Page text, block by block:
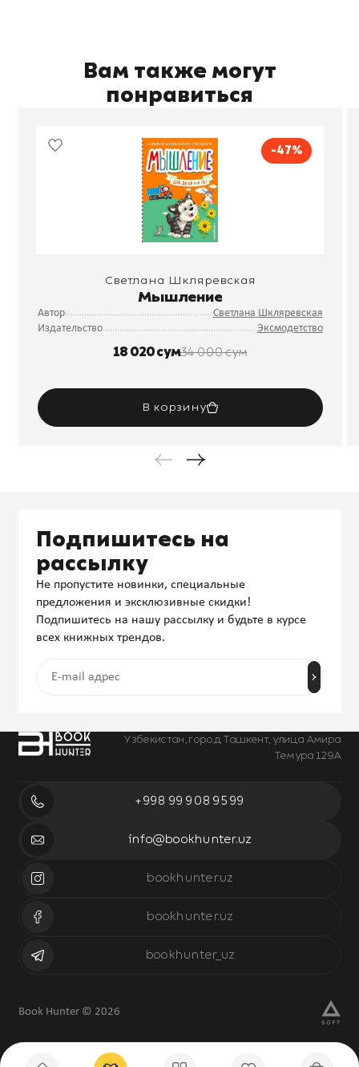
Вам также могут
понравиться
-47%
Светлана Шкляревская
Мышление
Автор
Светлана Шкляревская
Издательство
Эксмодетство
18 020 сум34 000 сум
В корзину
Узбекистан, город Ташкент, улица Амира
Темура 129А
+998 99 908 95 99
info@bookhunter.uz
bookhunter.uz
bookhunter.uz
bookhunter_uz
Подпишитесь на
рассылку
Не пропустите новинки, специальные
предложения и эксклюзивные скидки!
Подпишитесь на нашу рассылку и будьте в курсе
всех книжных трендов.
Book Hunter © 2026